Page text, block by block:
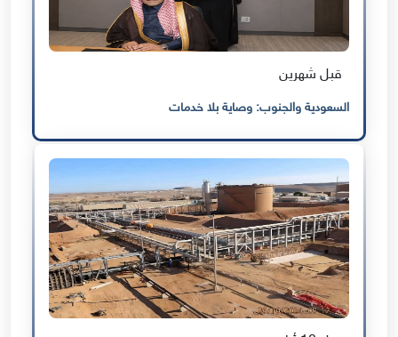
قبل شهرين
السعودية والجنوب: وصاية بلا خدمات